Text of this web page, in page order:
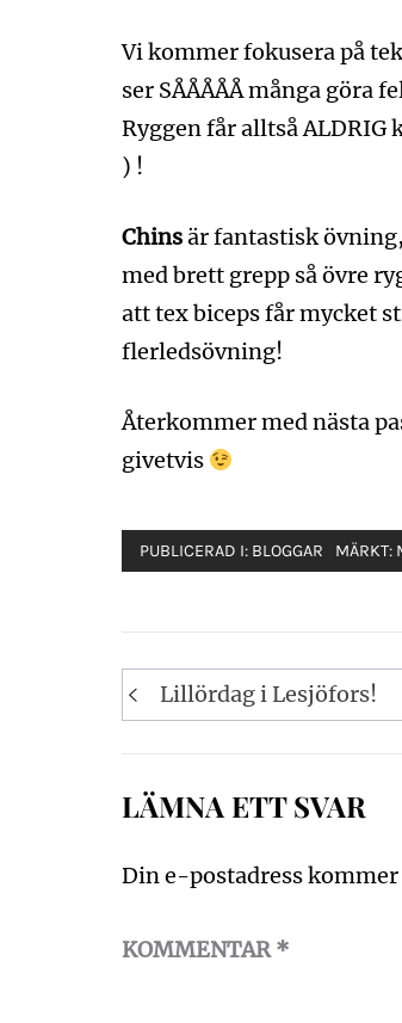
Vi kommer fokusera på
ser SÅÅÅÅÅ många göra
Ryggen får alltså ALDRIG
) !
Chinsär fantastisk
med brett grepp så övre
att tex biceps får mycket
flerledsövning!
Återkommer med nästa
givetvis
PUBLICERAD I: BLOGGAR MÄRKT:
Inläggsnavigering
Lillördag i Lesjöfors!
LÄMNA ETT SVAR
Din e-postadress
KOMMENTAR*